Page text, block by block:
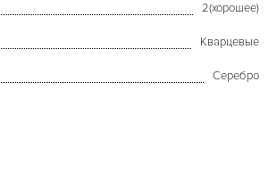
2(хорошее)
Кварцевые
Серебро